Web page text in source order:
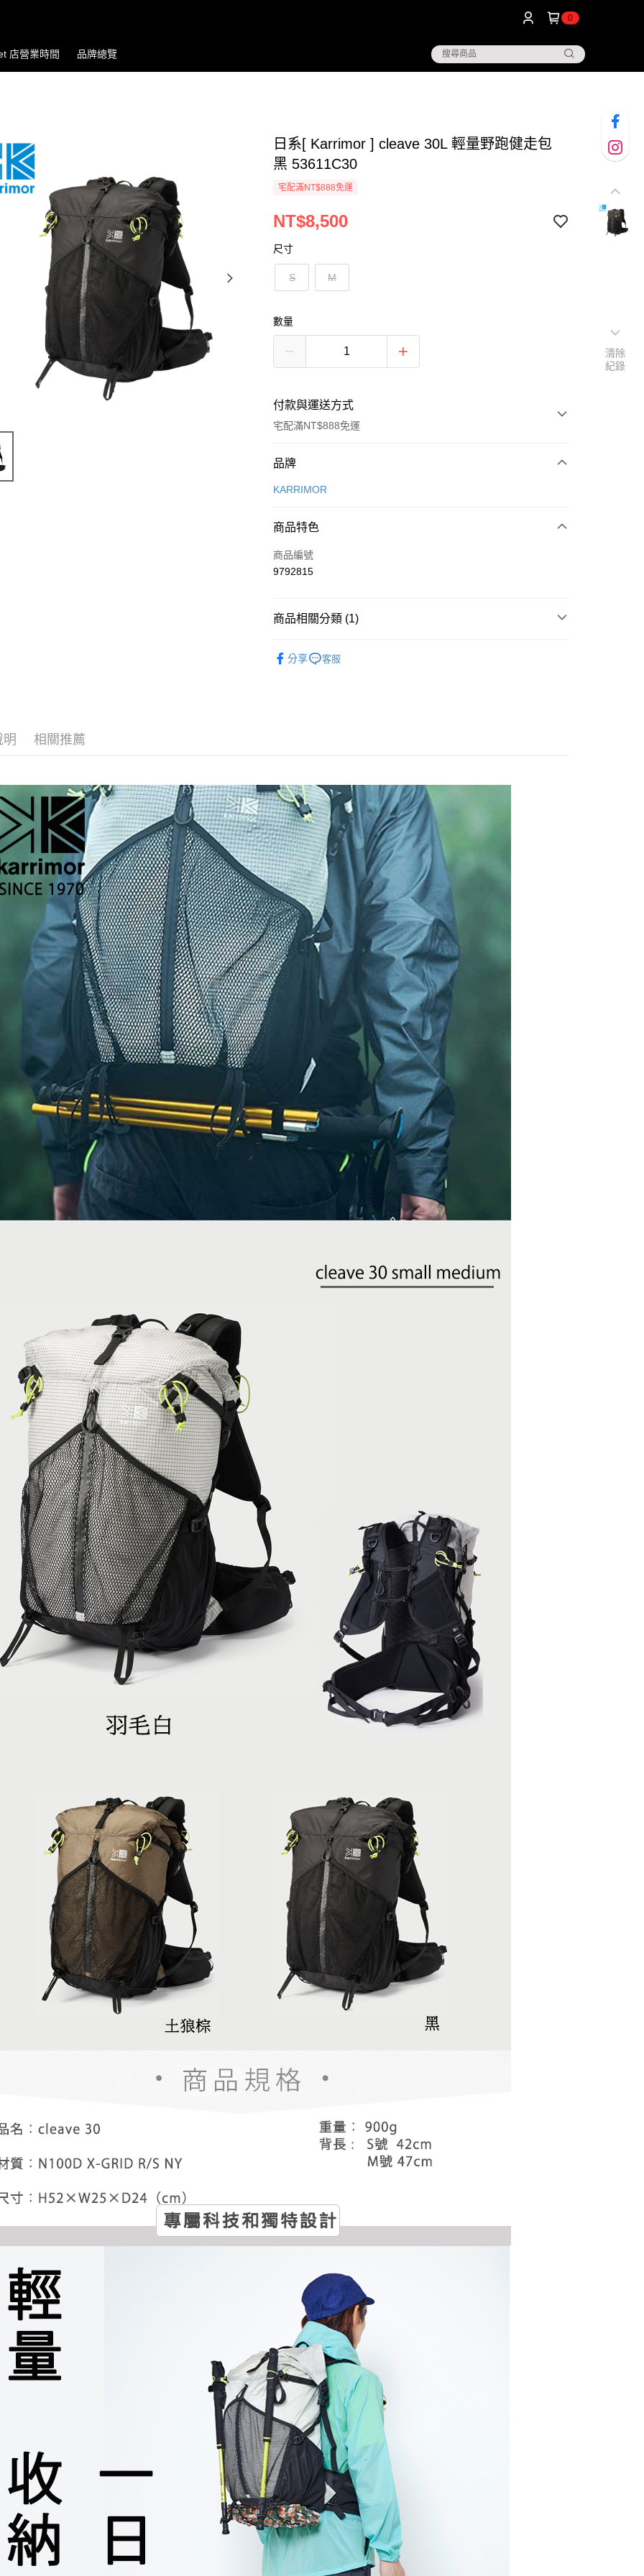
0
店營業時間 品牌總覽
日系[ Karrimor ] cleave 30L 輕量野跑健走包
黑 53611C30
宅配滿NT$888免運
NT$8,500
尺寸
S M
數量
付款與運送方式
宅配滿NT$888免運
付款方式
信用卡一次付款
AFTEE先享後付
AFTEE先享後付是「在收到商品之後才付款」的支付方式。 讓您購物簡單
便利好安心！
２．便利：只要手機號碼，簡訊認證，即可結帳。
３．安心：先確認商品／服務後，再付款。
先享後付繳納相關費用。
※ 交易是否成功請以「AFTEE先享後付 」之結帳頁面顯示為準，若有關於
是否繳費成功／繳費後需取消欲退款等相關疑問，請聯繫「AFTEE先享後
付客戶支援中心」
https://netprotections.freshdesk.com/support/home
【注意事項】
１．透過由恩沛科技股份有限公司提供之「AFTEE先享後付」服務完成之
交易，需依本服務之必要範圍內提供個人資料，並將交易相關給付款項請
求債權轉讓予恩沛科技股份有限公司。
２．關於個人資料處理事宜，請瀏覽以下網址：
https://aftee.tw/terms/#terms3
３．未成年的使用者請事先徵得法定代理人或監護人之同意方可使用
「AFTEE先享後付」，若未經同意申辦者引起之損失，本公司不負相關責
任。
４．使用「AFTEE先享後付」時，將依據個別帳號之用戶狀況，依本公司
即時審查核予不同之上限額度；若仍有額度不足之情形，本公司將視審查
結果請求用戶進行身份認證。
５．嚴禁一人註冊多個帳號或使用他人資訊註冊。若發現惡意使用之情
形，恩沛科技股份有限公司將有權停止該用戶之使用額度並採取法律行
宅配
品牌
KARRIMOR
商品特色
商品編號
9792815
商品相關分類 (1)
分享
客服
明 相關推薦
清除
紀錄